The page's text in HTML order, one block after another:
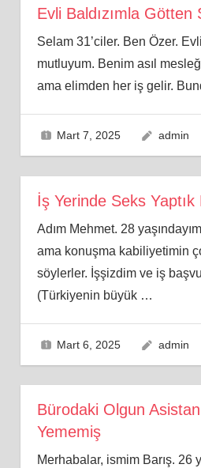
Evli Baldızımla Götten
Selam 31’ciler. Ben Özer.
mutluyum. Benim asıl
ama elimden her iş gelir.
Mart 7, 2025 admin
İş Yerinde Seks Yaptık
Adım Mehmet. 28
ama konuşma kabiliyetimin
söylerler. İşşizdim ve iş
(Türkiyenin büyük …
Mart 6, 2025 admin
Bürodaki Olgun
Yememiş
Merhabalar, ismim Barış. 26